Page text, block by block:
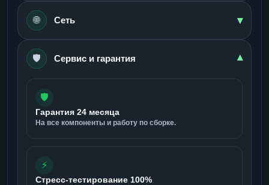
🌐 Сеть ▾
🛡️ Сервис и гарантия ▾
🛡️
Гарантия 24 месяца
На все компоненты и работу по сборке.
⚡
Стресс-тестирование 100%